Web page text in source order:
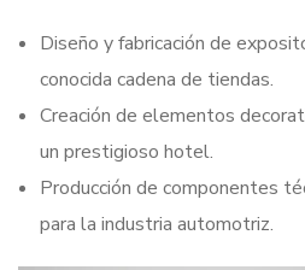
Diseño y fabricación de
conocida cadena de tiendas.
Creación de elementos
un prestigioso hotel.
Producción de componentes
para la industria automotriz.